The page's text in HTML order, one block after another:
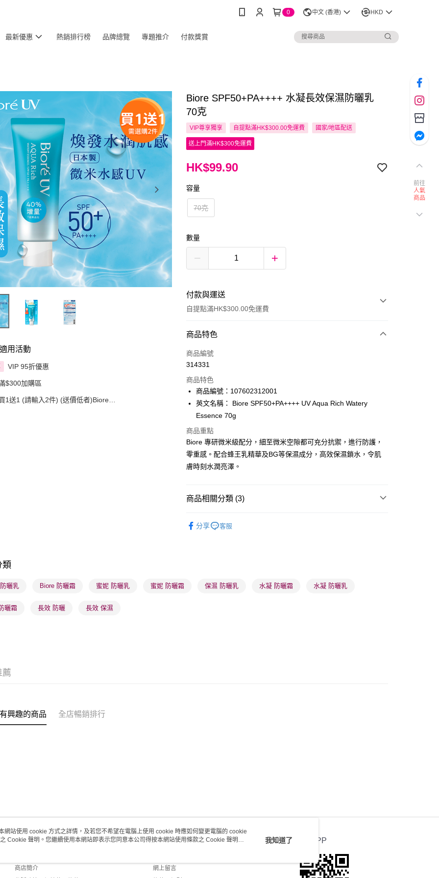
0 中文 (香港) HKD
最新優惠 熱銷排行榜 品牌總覽 專題推介 付款獎賞
用活動
VIP 95折優惠
$300加購區
1送1 (請輸入2件) (送價低者)Biore
Biore SPF50+PA++++ 水凝長效保濕防曬乳
70克
VIP尊享獨享 自提點滿HK$300.00免運費 國家/地區配送
送上門滿HK$300免運費
HK$99.90
容量
70克
數量
付款與運送
自提點滿HK$300.00免運費
付款方式
信用卡
AlipayHK
PayMe
BoC Pay
順豐站及營業點 - 確認發貨後1-3個工作天送達
每筆HK$65.00，滿HK$300.00或以上免運費
商品特色
商品編號
314331
商品特色
商品編號：107602312001
英文名稱： Biore SPF50+PA++++ UV Aqua Rich Watery
Essence 70g
商品重點
Biore 專研微米級配分，細至微米空隙都可充分抗禦，進行防護，
零重感。配合蜂王乳精華及BG等保濕成分，高效保濕鎖水，令肌
膚時刻水潤亮澤。
商品相關分類 (3)
分享 客服
類
曬乳 Biore 防曬霜 蜜妮 防曬乳 蜜妮 防曬霜 保濕 防曬乳 水凝 防曬霜 水凝 防曬乳
曬霜 長效 防曬 長效 保濕
薦
興趣的商品 全店暢銷排行
關於我們
商店簡介
客戶服務
網上留言
官方APP
前往
人氣
商品
網站使用 cookie 方式之詳情，及若您不希望在電腦上使用 cookie 時應如何變更電腦的 cookie
之 Cookie 聲明。您繼續使用本網站即表示您同意本公司得按本網站使用條款之 Cookie 聲明使
我知道了